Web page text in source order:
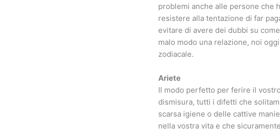
problemi anche alle persone che
resistere alla tentazione di far
evitare di avere dei dubbi su
malo modo una relazione, noi
zodiacale.
Ariete
Il modo perfetto per ferire il
dismisura, tutti i difetti che
scarsa igiene o delle cattive
nella vostra vita e che